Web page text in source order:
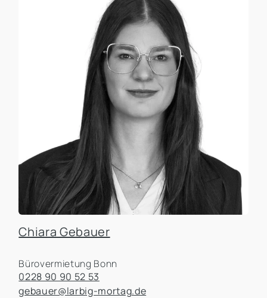
Chiara Gebauer
Bürovermietung Bonn
0228 90 90 52 53
gebauer@larbig-mortag.de